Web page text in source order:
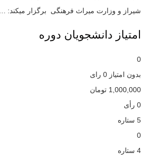
شیراز و وزارت میراث فرهنگی برگزار میکند: .…
امتیاز دانشجویان دوره
0
بدون امتیاز 0 رای
1,000,000 تومان
0 رأی
5 ستاره
0
4 ستاره